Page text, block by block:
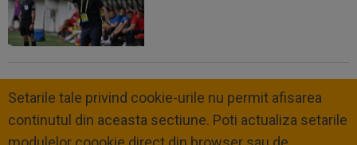
Setarile tale privind cookie-urile nu permit afisarea
continutul din aceasta sectiune. Poti actualiza setarile